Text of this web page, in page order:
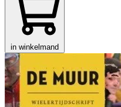
in winkelmand